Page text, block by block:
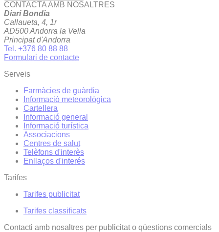
CONTACTA AMB NOSALTRES
Diari Bondia
Callaueta, 4, 1r
AD500 Andorra la Vella
Principat d'Andorra
Tel. +376 80 88 88
Formulari de contacte
Serveis
Farmàcies de guàrdia
Informació meteorològica
Cartellera
Informació general
Informació turística
Associacions
Centres de salut
Telèfons d'interès
Enllaços d'interés
Tarifes
Tarifes publicitat
Tarifes classificats
Contacti amb nosaltres per publicitat o qüestions comercials